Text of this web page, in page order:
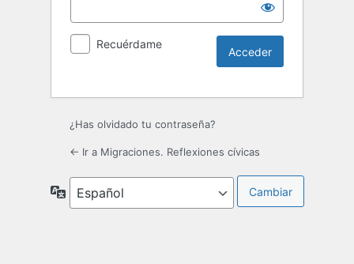
Recuérdame
¿Has olvidado tu contraseña?
← Ir a Migraciones. Reflexiones cívicas
Idioma